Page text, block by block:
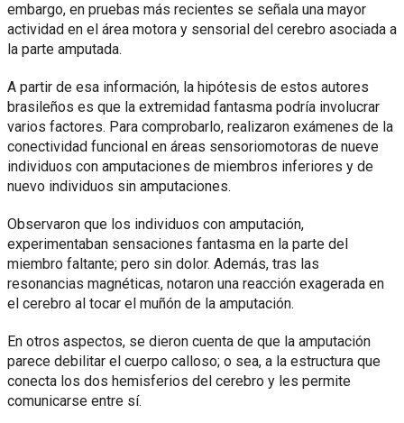
embargo, en pruebas más recientes se señala una mayor
actividad en el área motora y sensorial del cerebro asociada a
la parte amputada.
A partir de esa información, la hipótesis de estos autores
brasileños es que la extremidad fantasma podría involucrar
varios factores. Para comprobarlo, realizaron exámenes de la
conectividad funcional en áreas sensoriomotoras de nueve
individuos con amputaciones de miembros inferiores y de
nuevo individuos sin amputaciones.
Observaron que los individuos con amputación,
experimentaban sensaciones fantasma en la parte del
miembro faltante; pero sin dolor. Además, tras las
resonancias magnéticas, notaron una reacción exagerada en
el cerebro al tocar el muñón de la amputación.
En otros aspectos, se dieron cuenta de que la amputación
parece debilitar el cuerpo calloso; o sea, a la estructura que
conecta los dos hemisferios del cerebro y les permite
comunicarse entre sí.